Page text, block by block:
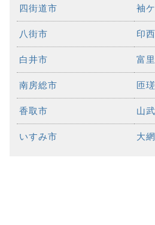
四街道市 袖
八街市 印
白井市 富
南房総市 匝
香取市 山
いすみ市 大